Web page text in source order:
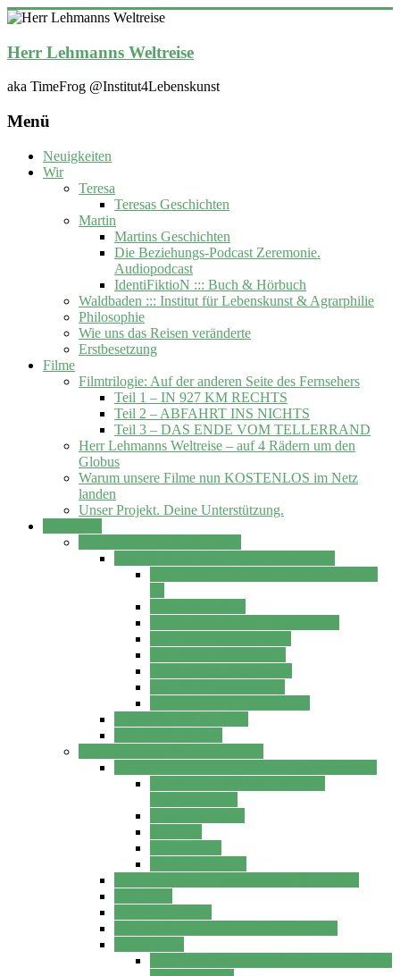
Zum
springen
Herr Lehmanns Weltreise
aka TimeFrog @Institut4Lebenskunst
Menü
Neuigkeiten
Wir
Teresa
Teresas Geschichten
Martin
Martins Geschichten
Die Beziehungs-Podcast Zeremonie.
Audiopodcast
IdentiFiktioN ::: Buch & Hörbuch
Waldbaden ::: Institut für Lebenskunst & Agrarphilie
Philosophie
Wie uns das Reisen veränderte
Erstbesetzung
Filme
Filmtrilogie: Auf der anderen Seite des Fernsehers
Teil 1 – IN 927 KM RECHTS
Teil 2 – ABFAHRT INS NICHTS
Teil 3 – DAS ENDE VOM TELLERRAND
Herr Lehmanns Weltreise – auf 4 Rädern um den
Globus
Warum unsere Filme nun KOSTENLOS im Netz
landen
Unser Projekt. Deine Unterstützung.